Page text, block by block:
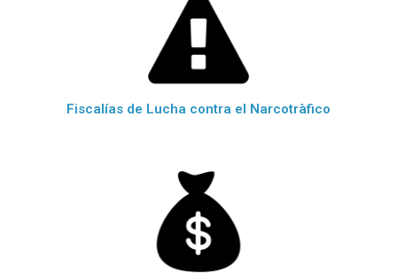
Fiscalías de Lucha contra el Narcotràfico